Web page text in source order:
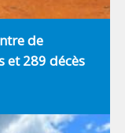
de
et 289 décès